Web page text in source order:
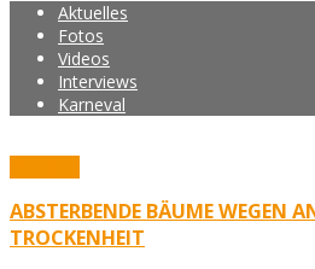
Aktuelles
Fotos
Videos
Interviews
Karneval
ABSTERBENDE BÄUME WEGEN
TROCKENHEIT